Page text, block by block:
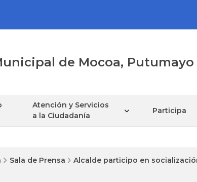
de Mocoa, Putumayo
Atención y Servicios
a la Ciudadanía
Participa
Sala de Prensa
Alcalde participo en